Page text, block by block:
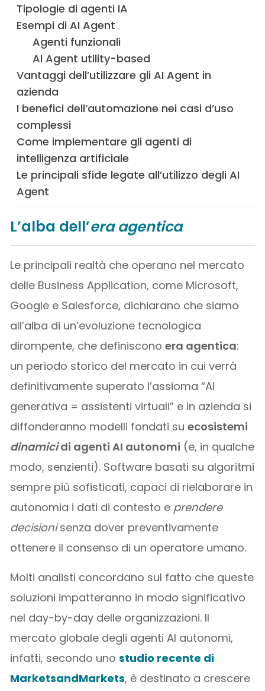
Tipologie di agenti IA
Esempi di AI Agent
Agenti funzionali
AI Agent utility-based
Vantaggi dell’utilizzare gli AI Agent in
azienda
I benefici dell’automazione nei casi d’uso
complessi
Come implementare gli agenti di
intelligenza artificiale
Le principali sfide legate all’utilizzo degli AI
Agent
L’alba dell’era agentica
Le principali realtà che operano nel mercato
delle Business Application, come Microsoft,
Google e Salesforce, dichiarano che siamo
all’alba di un’evoluzione tecnologica
dirompente, che definisconoera agentica:
un periodo storico del mercato in cui verrà
definitivamente superato l’assioma “AI
generativa = assistenti virtuali” e in azienda si
diffonderanno modelli fondati suecosistemi
dinamicidi agenti AI autonomi (e, in qualche
modo, senzienti). Software basati su algoritmi
sempre più sofisticati, capaci di rielaborare in
autonomia i dati di contesto e prendere
decisionisenza dover preventivamente
ottenere il consenso di un operatore umano.
Molti analisti concordano sul fatto che queste
soluzioni impatteranno in modo significativo
nel day-by-day delle organizzazioni. Il
mercato globale degli agenti AI autonomi,
infatti, secondo unostudio recente di
MarketsandMarkets, è destinato a crescere